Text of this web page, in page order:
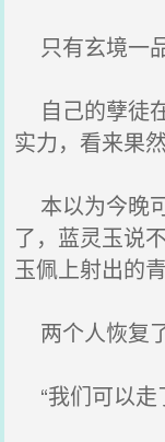
只有玄境一
自己的孽徒
实力，看来果
本以为今晚
了，蓝灵玉说
玉佩上射出的
两个人恢复
“我们可以走